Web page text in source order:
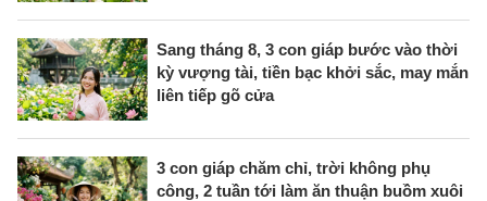
Sang tháng 8, 3 con giáp bước vào thời
kỳ vượng tài, tiền bạc khởi sắc, may mắn
liên tiếp gõ cửa
3 con giáp chăm chỉ, trời không phụ
công, 2 tuần tới làm ăn thuận buồm xuôi